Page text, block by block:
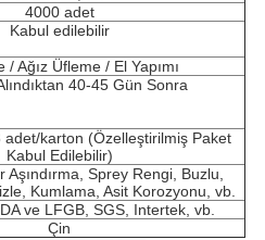
4000 adet
Kabul edilebilir
/ Ağız Üfleme / El Yapımı
40-45 Gün Sonra
karton (Özelleştirilmiş Paket
Kabul Edilebilir)
Aşındırma, Sprey Rengi, Buzlu,
Kumlama, Asit Korozyonu, vb.
ve LFGB, SGS, Intertek, vb.
Çin